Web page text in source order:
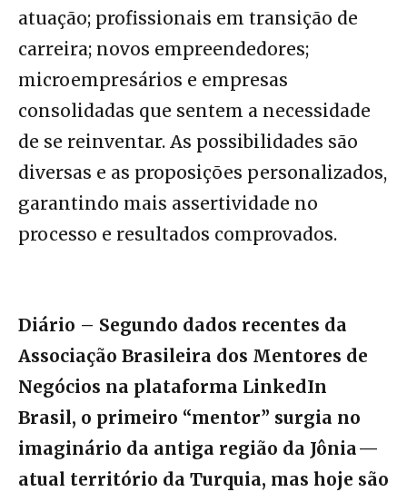
atuação; profissionais em transição de
carreira; novos empreendedores;
microempresários e empresas
consolidadas que sentem a necessidade
de se reinventar. As possibilidades são
diversas e as proposições personalizados,
garantindo mais assertividade no
processo e resultados comprovados.
Diário – Segundo dados recentes da
Associação Brasileira dos Mentores de
Negócios na plataforma LinkedIn
Brasil, o primeiro “mentor” surgia no
imaginário da antiga região da Jônia —
atual território da Turquia, mas hoje são